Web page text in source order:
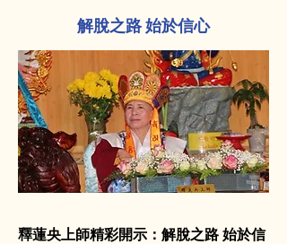
解脫之路 始於信心
釋蓮央上師精彩開示：解脫之路 始於信